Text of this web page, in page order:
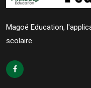
Magoé Education,
scolaire